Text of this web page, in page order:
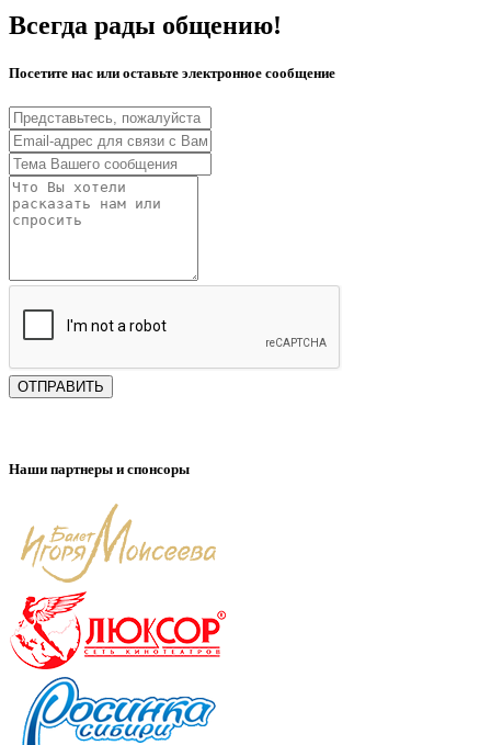
Всегда рады общению!
Посетите нас или оставьте электронное сообщение
ОТПРАВИТЬ
Наши партнеры и спонсоры